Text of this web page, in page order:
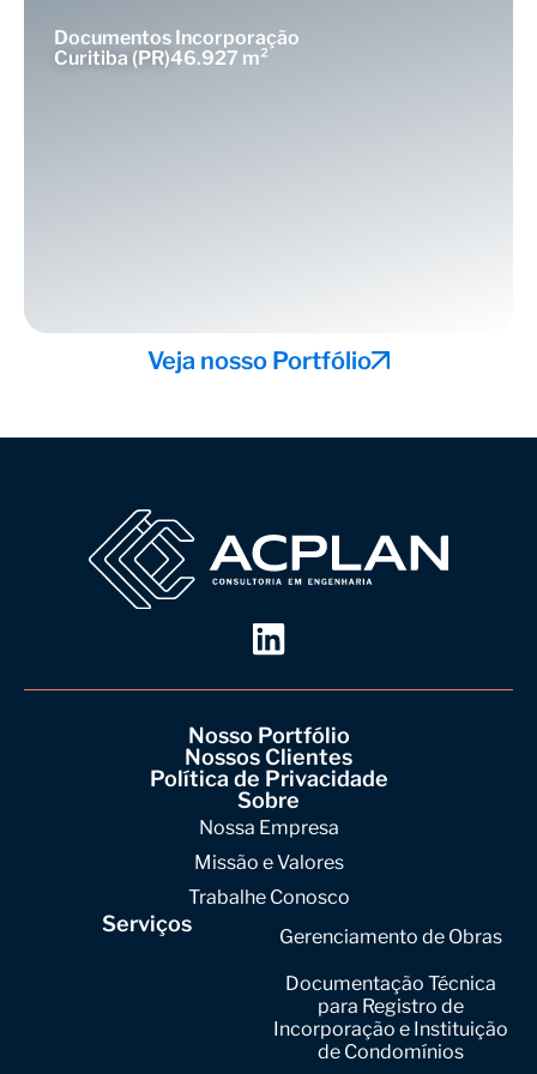
Documentos Incorporação
Curitiba (PR)46.927 m²
Veja nosso Portfólio
Nosso Portfólio
Nossos Clientes
Política de Privacidade
Sobre
Nossa Empresa
Missão e Valores
Trabalhe Conosco
Serviços
Gerenciamento de Obras
Documentação Técnica
para Registro de
Incorporação e Instituição
de Condomínios